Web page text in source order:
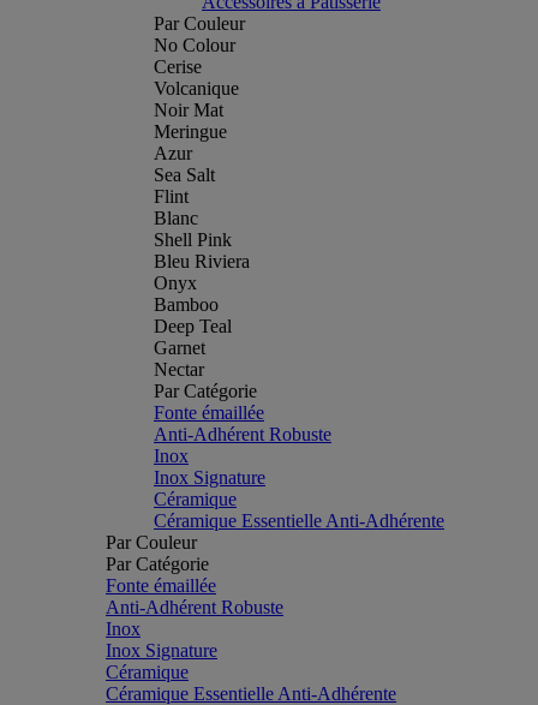
Par Couleur
No Colour
Cerise
Volcanique
Noir Mat
Meringue
Azur
Sea Salt
Flint
Blanc
Shell Pink
Bleu Riviera
Onyx
Bamboo
Deep Teal
Garnet
Nectar
Par Catégorie
Fonte émaillée
Anti-Adhérent Robuste
Inox
Inox Signature
Céramique
Céramique Essentielle Anti-Adhérente
Par Couleur
Par Catégorie
Fonte émaillée
Anti-Adhérent Robuste
Inox
Inox Signature
Céramique
Céramique Essentielle Anti-Adhérente